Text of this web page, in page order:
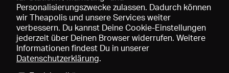
Personalisierungszwecke zulassen. Dadurch können
wir Theapolis und unsere Services weiter
verbessern. Du kannst Deine Cookie-Einstellungen
jederzeit über Deinen Browser widerrufen. Weitere
Informationen findest Du in unserer
Datenschutzerklärung.